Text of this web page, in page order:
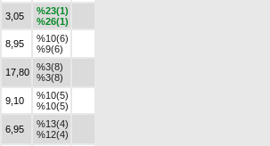
3,05
%23(1)
%26(1)
8,95
%10(6)
%9(6)
17,80
%3(8)
%3(8)
9,10
%10(5)
%10(5)
6,95
%13(4)
%12(4)